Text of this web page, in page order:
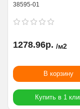
38595-01
1278.96р. /м2
В корзину
Купить в 1